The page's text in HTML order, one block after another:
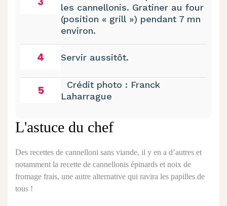
les cannellonis. Gratiner au four
(position « grill ») pendant 7 mn
environ.
4 Servir aussitôt.
5
Crédit photo : Franck
Laharrague
L'astuce du chef
Des recettes de cannelloni sans viande, il y en a d’autres et
notamment la recette de cannellonis épinards et noix de
fromage frais, une autre alternative qui ravira les papilles de
tous !